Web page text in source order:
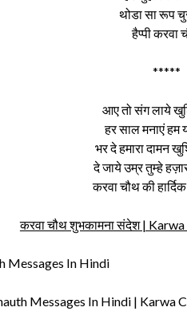
थोडा सा रूप
हैप्पी करवा
*****
आए तो संग लाये
हर साल मनाएं हम
भर दे हमारा दामन
दे जाये उम्र तुम्हे
करवा चौथ की
करवा चौथ शुभकामना संदेश |
Messages In Hindi | Karwa